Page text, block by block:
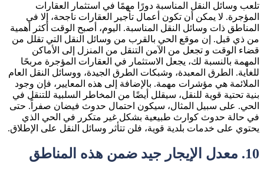
تلعب وسائل النقل المناسبة دورًا مهمًا في استثمار العقارات
المؤجرة. لا يمكن أن تكون أعمال تأجير العقارات ناجحة، إلا في
المناطق ذات وسائل النقل المناسبة. اليوم، أصبح الوقت أكثر أهمية
من ذي قبل. إن موقع الحي بالقرب من وسائل النقل التي تقلل من
قضاء الوقت و تجعل من الآمن التنقل من المنزل إلى الأماكن
المهمة بالنسبة لك، يجعل الاستثمار في العقارات المؤجرة مربحًا
للغاية. الطرق المعبدة، وشبكات الطرق الجيدة، ووسائل النقل العام
الملائمة هي مؤشرات مهمة. بالإضافة إلى هذه المعايير، فإن وجود
بنية تحتية قوية للنقل، سيقلل أيضًا من المخاطر السلبية للتنقل في
الحي. على سبيل المثال، سيكون احتمال حدوث فيضان صفراً. حتى
في حالة حدوث كوارث طبيعية بشكل غير متكرر في الحي الذي
يحتوي على خدمات بلدية قوية، فلن تتأثر وسائل النقل على الإطلاق.
10. معدل الإيجار جيد ضمن هذه المناطق